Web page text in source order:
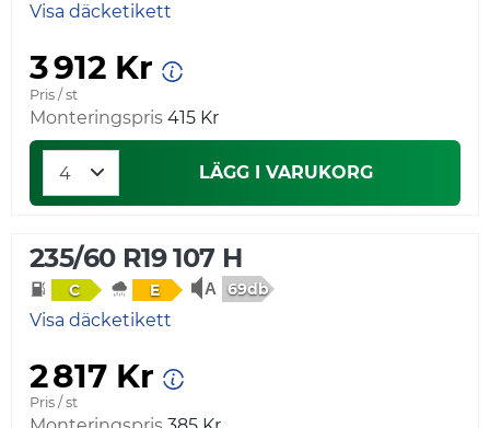
Visa däcketikett
3 912 Kr
Pris / st
Monteringspris 415 Kr
LÄGG I VARUKORG
235/60 R19 107 H
C E 69db
Visa däcketikett
2 817 Kr
Pris / st